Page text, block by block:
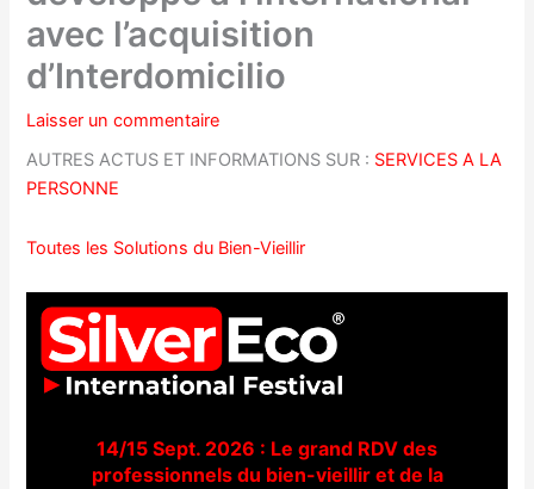
avec l’acquisition
d’Interdomicilio
Laisser un commentaire
AUTRES ACTUS ET INFORMATIONS SUR : SERVICES A LA
PERSONNE
Toutes les Solutions du Bien-Vieillir
14/15 Sept. 2026 : Le grand RDV des
professionnels du bien-vieillir et de la